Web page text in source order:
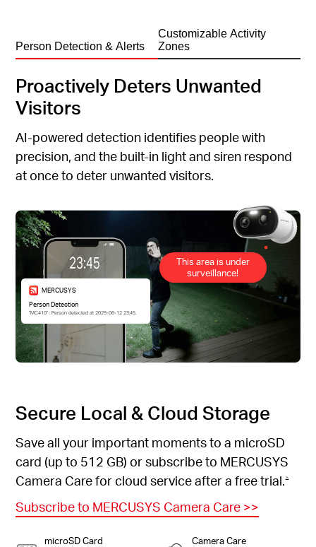
Person Detection & Alerts
Customizable Activity
Zones
Proactively Deters Unwanted
Visitors
AI-powered detection identifies people with
precision, and the built-in light and siren respond
at once to deter unwanted visitors.
This area is under
surveillance!
MERCUSYS
Person Detection
“MC410” : Person detected at 2025-06-12 23:45.
Secure Local & Cloud Storage
Save all your important moments to a microSD
card (up to 512 GB) or subscribe to MERCUSYS
Camera Care for cloud service after a free trial.△
Subscribe to MERCUSYS Camera Care >>
microSD Card
Camera Care